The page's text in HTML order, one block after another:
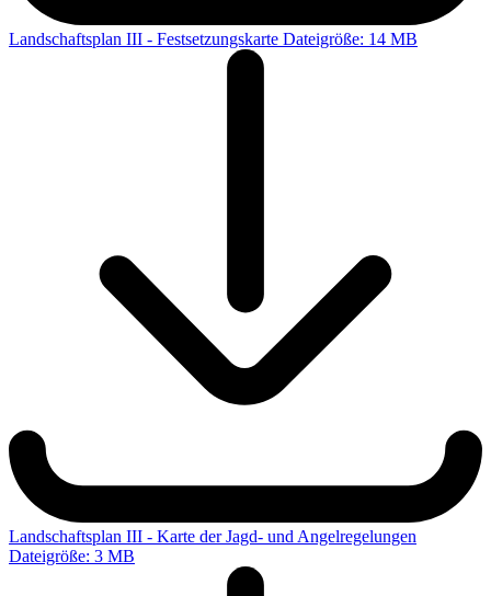
Landschaftsplan III - Festsetzungskarte Dateigröße: 14 MB
Landschaftsplan III - Karte der Jagd- und Angelregelungen
Dateigröße: 3 MB